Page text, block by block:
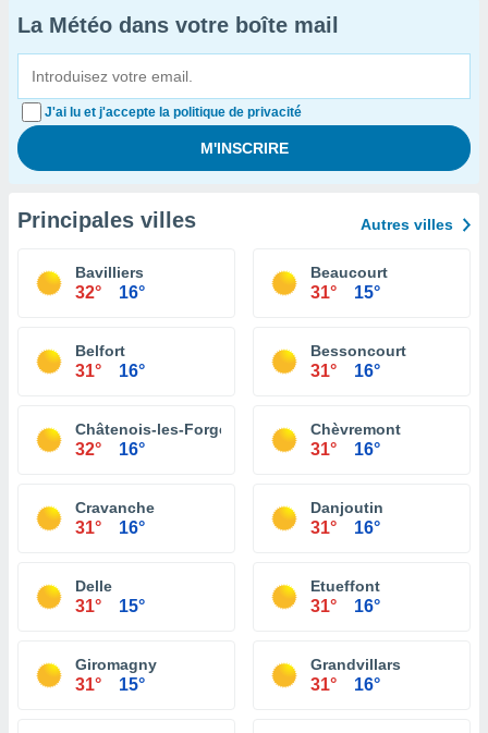
La Météo dans votre boîte mail
J'ai lu et j'accepte la politique de privacité
Principales villes Autres villes
Bavilliers
32° 16°
Beaucourt
31° 15°
Belfort
31° 16°
Bessoncourt
31° 16°
Châtenois-les-Forges
32° 16°
Chèvremont
31° 16°
Cravanche
31° 16°
Danjoutin
31° 16°
Delle
31° 15°
Etueffont
31° 16°
Giromagny
31° 15°
Grandvillars
31° 16°